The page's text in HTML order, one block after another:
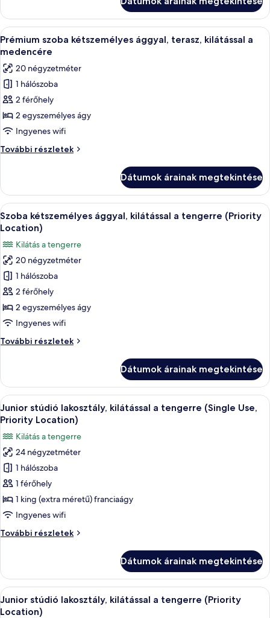
további
részletei
A
következő
szoba
összes
képének
megtekintése:
Prémium
szoba
kétszemélyes
ággyal,
kilátással
a
medencére
Egy modern szállodai szoba,
5
Prémium szoba kétszemélyes ággyal, terasz, kilátással a
medencére
20 négyzetméter
1 hálószoba
2 férőhely
2 egyszemélyes ágy
Ingyenes wifi
További részletek
Prémium
terasz,
kilátással
a
medencére
részletei
Dátumok árainak megtekintése
A
következő
összes
képének
megtekintése:
Szoba
kétszemélyes
ággyal,
a
Location)
Szoba kétszemélyes ággyal,
7
Szoba kétszemélyes ággyal, kilátással a tengerre (Priority
Location)
Kilátás a tengerre
20 négyzetméter
1 hálószoba
2 férőhely
2 egyszemélyes ágy
Ingyenes wifi
További részletek
Szoba
a
tengerre
(Priority
Location)
további
részletei
Dátumok árainak megtekintése
A
következő
szoba
összes
képének
megtekintése:
Junior
stúdió
lakosztály,
a
Use,
Priority
Location)
Egy szállodai szoba, amelyhez
5
Junior stúdió lakosztály, kilátással a tengerre (Single Use,
Priority Location)
Kilátás a tengerre
24 négyzetméter
1 hálószoba
1 férőhely
1 king (extra méretű) franciaágy
Ingyenes wifi
További részletek
Junior
a
tengerre
(Single
Use,
Dátumok árainak megtekintése
A
következő
Egy szállodai szoba, amelyhez
5
Junior stúdió lakosztály, kilátással a tengerre (Priority
Location)